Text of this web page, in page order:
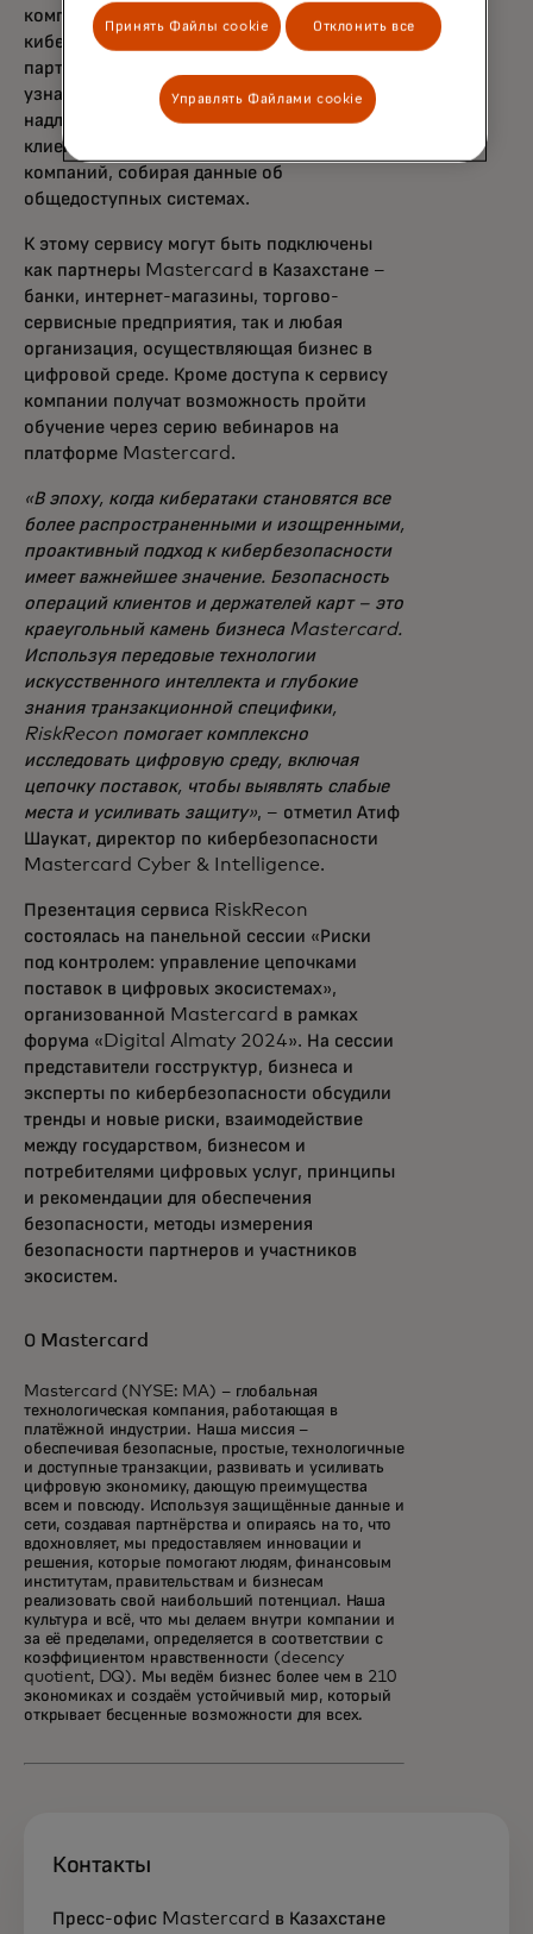
компаний: например, оценивать
кибербезопасность своих бизнес-
партнеров в сфере поставок, помогает
узнать, принимают ли компании
надлежащие меры для защиты информации
клиентов, оценивает кибербезопасность
компаний, собирая данные об
общедоступных системах.
К этому сервису могут быть подключены
как партнеры Mastercard в Казахстане –
банки, интернет-магазины, торгово-
сервисные предприятия, так и любая
организация, осуществляющая бизнес в
цифровой среде. Кроме доступа к сервису
компании получат возможность пройти
обучение через серию вебинаров на
платформе Mastercard.
«В эпоху, когда кибератаки становятся все
более распространенными и изощренными,
проактивный подход к кибербезопасности
имеет важнейшее значение. Безопасность
операций клиентов и держателей карт – это
краеугольный камень бизнеса Mastercard.
Используя передовые технологии
искусственного интеллекта и глубокие
знания транзакционной специфики,
RiskRecon помогает комплексно
исследовать цифровую среду, включая
цепочку поставок, чтобы выявлять слабые
места и усиливать защиту», – отметил Атиф
Шаукат, директор по кибербезопасности
Mastercard Cyber & Intelligence.
Презентация сервиса RiskRecon
состоялась на панельной сессии «Риски
под контролем: управление цепочками
поставок в цифровых экосистемах»,
организованной Mastercard в рамках
форума «Digital Almaty 2024». На сессии
представители госструктур, бизнеса и
эксперты по кибербезопасности обсудили
тренды и новые риски, взаимодействие
между государством, бизнесом и
потребителями цифровых услуг, принципы
и рекомендации для обеспечения
безопасности, методы измерения
безопасности партнеров и участников
экосистем.
О Mastercard
Mastercard (NYSE: MA) – глобальная
технологическая компания, работающая в
платёжной индустрии. Наша миссия –
обеспечивая безопасные, простые, технологичные
и доступные транзакции, развивать и усиливать
цифровую экономику, дающую преимущества
всем и повсюду. Используя защищённые данные и
сети, создавая партнёрства и опираясь на то, что
вдохновляет, мы предоставляем инновации и
решения, которые помогают людям, финансовым
институтам, правительствам и бизнесам
реализовать свой наибольший потенциал. Наша
культура и всё, что мы делаем внутри компании и
за её пределами, определяется в соответствии с
коэффициентом нравственности (decency
quotient, DQ). Мы ведём бизнес более чем в 210
экономиках и создаём устойчивый мир, который
открывает бесценные возможности для всех.
Контакты
Пресс-офис Mastercard в Казахстане
Принять Файлы cookie Отклонить все
Управлять Файлами cookie